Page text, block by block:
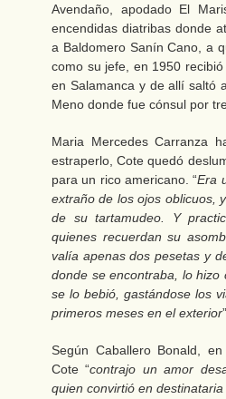
Avendaño, apodado El
encendidas diatribas donde
a Baldomero Sanín Cano, a
como su jefe, en 1950
en Salamanca y de allí saltó
Meno donde fue cónsul por
Maria Mercedes Carranza
estraperlo, Cote quedó
para un rico americano. “Era
extraño de los ojos oblicuos,
de su tartamudeo. Y
quienes recuerdan su
valía apenas dos pesetas y
donde se encontraba, lo hizo
se lo bebió, gastándose los
primeros meses en el exterior
Según Caballero Bonald,
Cote “contrajo un amor
quien convirtió en